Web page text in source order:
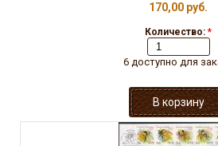
170,00 руб.
Количество: *
6 доступно для